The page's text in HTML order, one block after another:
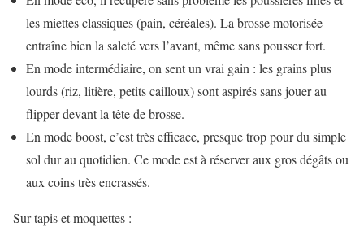
les miettes classiques (pain, céréales). La brosse motorisée
entraîne bien la saleté vers l’avant, même sans pousser fort.
En mode intermédiaire, on sent un vrai gain : les grains plus
lourds (riz, litière, petits cailloux) sont aspirés sans jouer au
flipper devant la tête de brosse.
En mode boost, c’est très efficace, presque trop pour du simple
sol dur au quotidien. Ce mode est à réserver aux gros dégâts ou
aux coins très encrassés.
Sur tapis et moquettes :